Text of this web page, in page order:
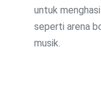
untuk
seperti arena
musik.